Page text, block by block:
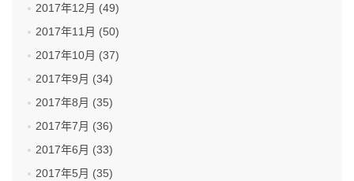
2017年12月 (49)
2017年11月 (50)
2017年10月 (37)
2017年9月 (34)
2017年8月 (35)
2017年7月 (36)
2017年6月 (33)
2017年5月 (35)